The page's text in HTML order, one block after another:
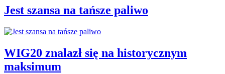
Jest szansa na tańsze paliwo
WIG20 znalazł się na historycznym
maksimum